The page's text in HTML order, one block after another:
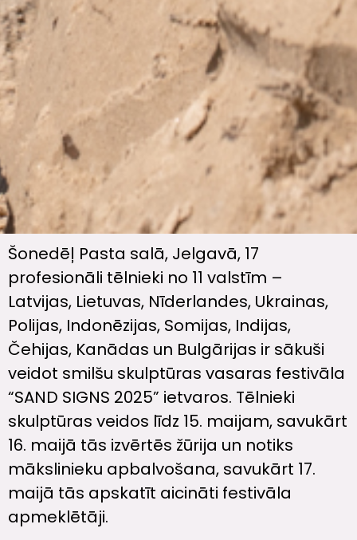
Šonedēļ Pasta salā, Jelgavā, 17
profesionāli tēlnieki no 11 valstīm –
Latvijas, Lietuvas, Nīderlandes, Ukrainas,
Polijas, Indonēzijas, Somijas, Indijas,
Čehijas, Kanādas un Bulgārijas ir sākuši
veidot smilšu skulptūras vasaras festivāla
“SAND SIGNS 2025” ietvaros. Tēlnieki
skulptūras veidos līdz 15. maijam, savukārt
16. maijā tās izvērtēs žūrija un notiks
mākslinieku apbalvošana, savukārt 17.
maijā tās apskatīt aicināti festivāla
apmeklētāji.